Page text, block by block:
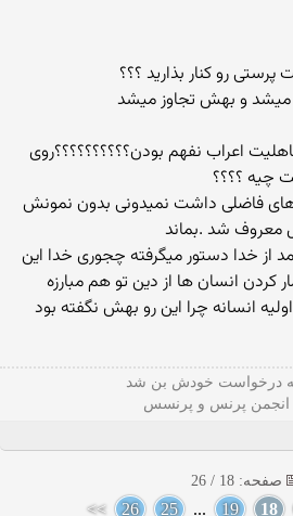
رو كنار بذارید ؟؟؟
میشد و بهش تجاوز میشد
اعراب نفهم بودن؟؟؟؟؟؟؟؟؟؟روی
چیه ؟؟؟؟
های فاضلی داشت نمیدونی بدون نمونش
معروف شد .بماند
از خدا دستور میگرفته چجوری خدا این
كردن انسان ها از دین تو هم مبارزه
انسانه چرا این رو بهش نگفته بود
به درخواست خودش بن شد
انجمن پرنس و پرنسس
صفحه: 18 / 26
18
19
...
25
26
>>